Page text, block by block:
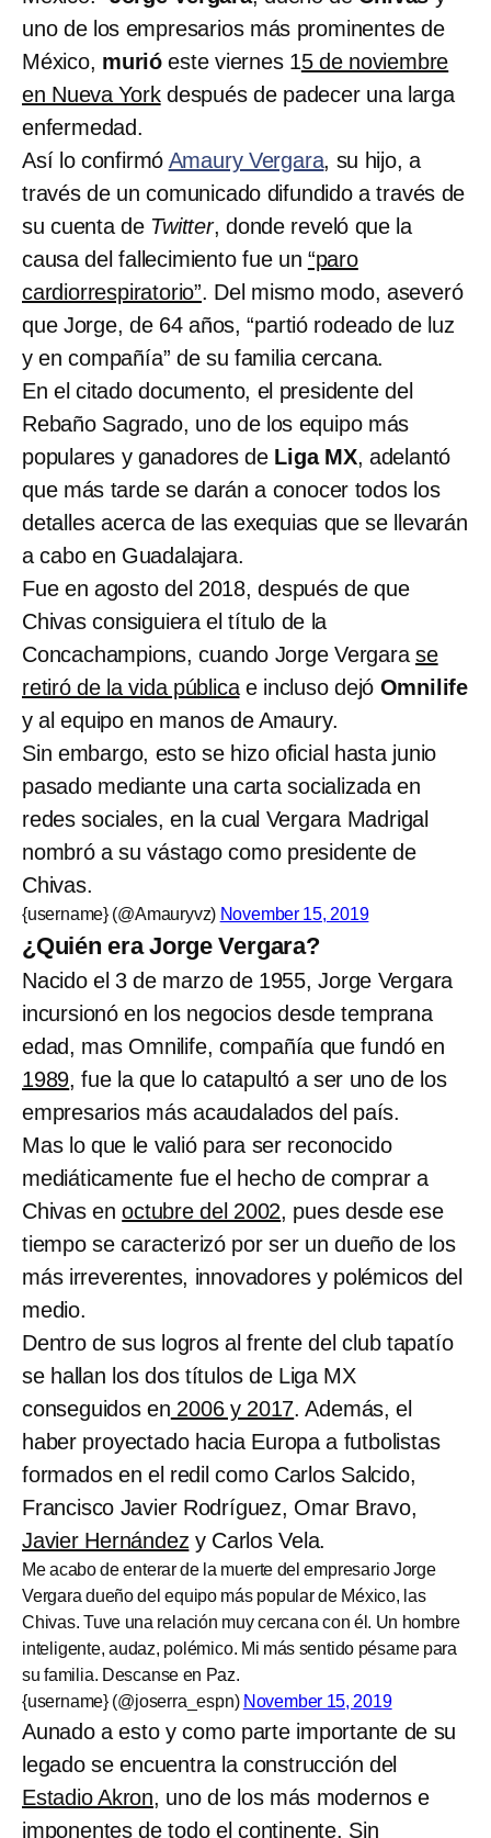
uno de los empresarios más prominentes de
México, murió este viernes 15 de noviembre
en Nueva Yorkdespués de padecer una larga
enfermedad.
Así lo confirmó Amaury Vergara, su hijo, a
través de un comunicado difundido a través de
su cuenta de Twitter, donde reveló que la
causa del fallecimiento fue un “paro
cardiorrespiratorio”. Del mismo modo, aseveró
que Jorge, de 64 años, “partió rodeado de luz
y en compañía” de su familia cercana.
En el citado documento, el presidente del
Rebaño Sagrado, uno de los equipo más
populares y ganadores de Liga MX, adelantó
que más tarde se darán a conocer todos los
detalles acerca de las exequias que se llevarán
a cabo en Guadalajara.
Fue en agosto del 2018, después de que
Chivas consiguiera el título de la
Concachampions, cuando Jorge Vergara se
retiró de la vida públicae incluso dejó Omnilife
y al equipo en manos de Amaury.
Sin embargo, esto se hizo oficial hasta junio
pasado mediante una carta socializada en
redes sociales, en la cual Vergara Madrigal
nombró a su vástago como presidente de
Chivas.
{username} (@Amauryvz) November 15, 2019
¿Quién era Jorge Vergara?
Nacido el 3 de marzo de 1955, Jorge Vergara
incursionó en los negocios desde temprana
edad, mas Omnilife, compañía que fundó en
1989, fue la que lo catapultó a ser uno de los
empresarios más acaudalados del país.
Mas lo que le valió para ser reconocido
mediáticamente fue el hecho de comprar a
Chivas enoctubre del 2002, pues desde ese
tiempo se caracterizó por ser un dueño de los
más irreverentes, innovadores y polémicos del
medio.
Dentro de sus logros al frente del club tapatío
se hallan los dos títulos de Liga MX
conseguidos en 2006 y 2017. Además, el
haber proyectado hacia Europa a futbolistas
formados en el redil como Carlos Salcido,
Francisco Javier Rodríguez, Omar Bravo,
Javier Hernández y Carlos Vela.
Me acabo de enterar de la muerte del empresario Jorge
Vergara dueño del equipo más popular de México, las
Chivas. Tuve una relación muy cercana con él. Un hombre
inteligente, audaz, polémico. Mi más sentido pésame para
su familia. Descanse en Paz.
{username} (@joserra_espn) November 15, 2019
Aunado a esto y como parte importante de su
legado se encuentra la construcción del
Estadio Akron, uno de los más modernos e
imponentes de todo el continente. Sin